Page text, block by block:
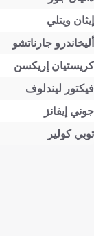
إيثان ويتلي
أليخاندرو جارناتشو
كريستيان إريكسن
فيكتور ليندلوف
جوني إيفانز
توبي كولير